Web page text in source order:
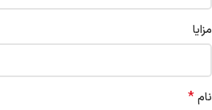
مزایا
نام*